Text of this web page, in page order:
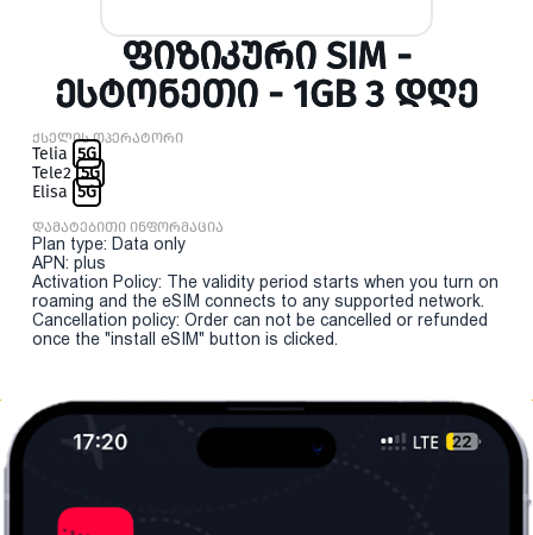
ᲤᲘᲖᲘᲙᲣᲠᲘ SIM -
ᲔᲡᲢᲝᲜᲔᲗᲘ - 1GB 3 ᲓᲦᲔ
ქსელის ოპერატორი
Telia 5G
Tele2 5G
Elisa 5G
დამატებითი ინფორმაცია
Plan type: Data only
APN: plus
Activation Policy: The validity period starts when you turn on
roaming and the eSIM connects to any supported network.
Cancellation policy: Order can not be cancelled or refunded
once the "install eSIM" button is clicked.